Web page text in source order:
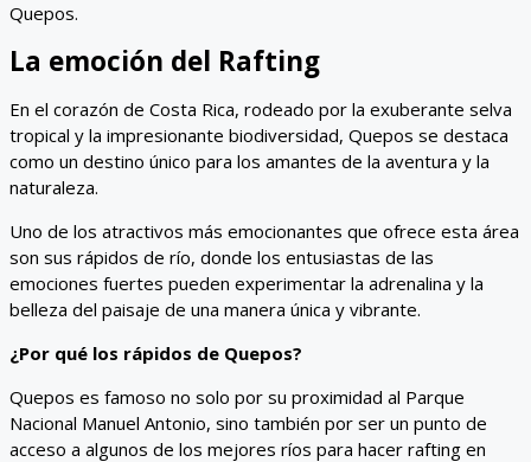
Quepos.
La emoción del Rafting
En el corazón de Costa Rica, rodeado por la exuberante selva
tropical y la impresionante biodiversidad, Quepos se destaca
como un destino único para los amantes de la aventura y la
naturaleza.
Uno de los atractivos más emocionantes que ofrece esta área
son sus rápidos de río, donde los entusiastas de las
emociones fuertes pueden experimentar la adrenalina y la
belleza del paisaje de una manera única y vibrante.
¿Por qué los rápidos de Quepos?
Quepos es famoso no solo por su proximidad al Parque
Nacional Manuel Antonio, sino también por ser un punto de
acceso a algunos de los mejores ríos para hacer rafting en